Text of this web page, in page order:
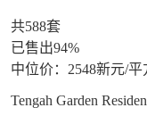
共588套
已售出94%
中位价：2548新元/平
Tengah Garden